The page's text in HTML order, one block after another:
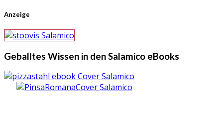
Anzeige
Geballtes Wissen in den Salamico eBooks